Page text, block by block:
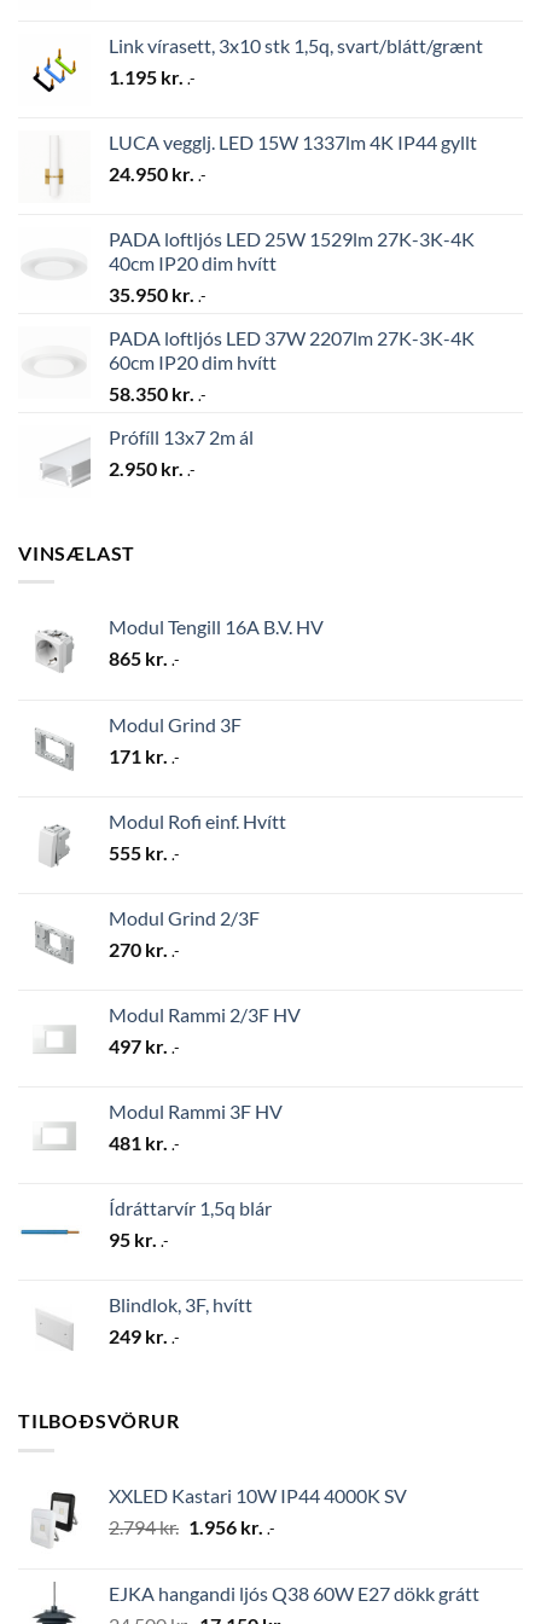
Link vírasett, 3x10 stk 1,5q, svart/blátt/grænt
1.195 kr. .-
LUCA vegglj. LED 15W 1337lm 4K IP44 gyllt
24.950 kr. .-
PADA loftljós LED 25W 1529lm 27K-3K-4K
40cm IP20 dim hvítt
35.950 kr. .-
PADA loftljós LED 37W 2207lm 27K-3K-4K
60cm IP20 dim hvítt
58.350 kr. .-
Prófíll 13x7 2m ál
2.950 kr. .-
VINSÆLAST
Modul Tengill 16A B.V. HV
865 kr. .-
Modul Grind 3F
171 kr. .-
Modul Rofi einf. Hvítt
555 kr. .-
Modul Grind 2/3F
270 kr. .-
Modul Rammi 2/3F HV
497 kr. .-
Modul Rammi 3F HV
481 kr. .-
Ídráttarvír 1,5q blár
95 kr. .-
Blindlok, 3F, hvítt
249 kr. .-
TILBOÐSVÖRUR
XXLED Kastari 10W IP44 4000K SV
2.794kr. Original
2.794 kr..
1.956 kr. Current
1.956 kr..
.-
EJKA hangandi ljós Q38 60W E27 dökk grátt